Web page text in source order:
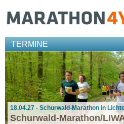
TERMINE
18.04.27 - Schurwald-Marathon in
Schurwald-Marathon/